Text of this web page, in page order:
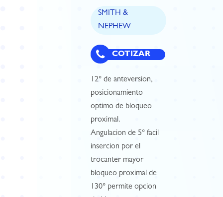
SMITH &
NEPHEW
COTIZAR
12° de anteversion,
posicionamiento
optimo de bloqueo
proximal.
Angulacion de 5° facil
insercion por el
trocanter mayor
bloqueo proximal de
130° permite opcion